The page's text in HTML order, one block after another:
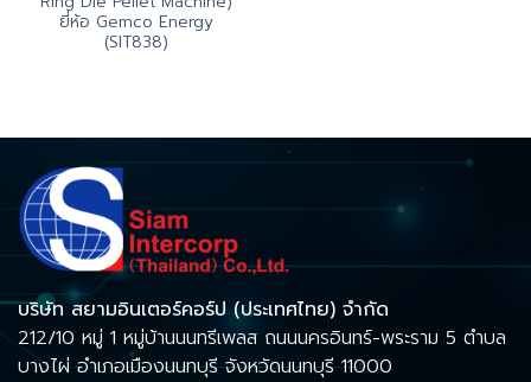
ยี่ห้อ Gemco Energy
(SIT838)
บริษัท สยามอินเตอร์คอร์ป (ประเทศไทย) จำกัด
212/10 หมู่ 1 หมู่บ้านนนทรีเพลส ถนนนครอินทร์-พระราม 5 ตำบล
บางไผ่ อำเภอเมืองนนทบุรี จังหวัดนนทบุรี 11000